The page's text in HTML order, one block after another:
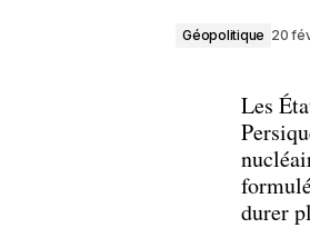
Géopolitique 20
Les
durer